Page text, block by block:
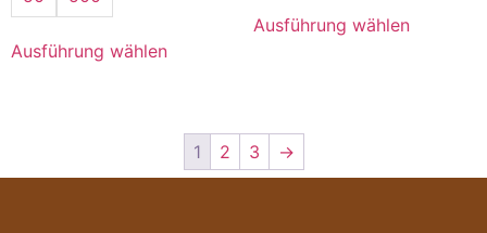
Ausführung wählen
Ausführung wählen
1 2 3 →